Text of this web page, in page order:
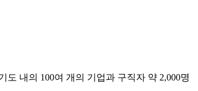
도 내의 100여 개의 기업과 구직자 약 2,000명